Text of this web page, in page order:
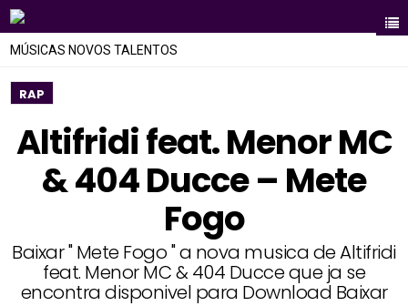
MÚSICAS NOVOS TALENTOS
RAP
Altifridi feat. Menor MC
& 404 Ducce – Mete
Fogo
Baixar " Mete Fogo " a nova musica de Altifridi
feat. Menor MC & 404 Ducce que ja se
encontra disponivel para Download Baixar